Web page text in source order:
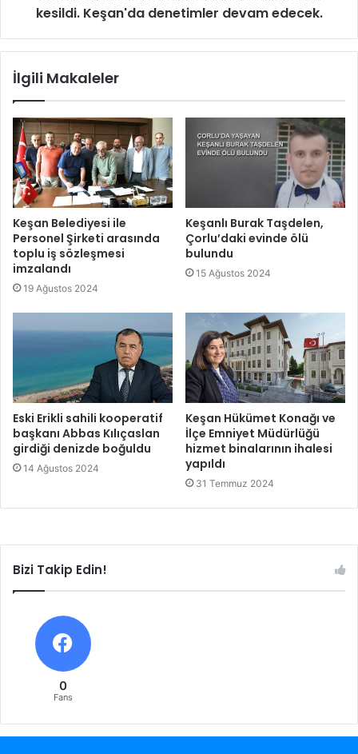
kesildi. Keşan'da denetimler devam edecek.
İlgili Makaleler
Keşan Belediyesi ile
Personel Şirketi arasında
toplu iş sözleşmesi
imzalandı
19 Ağustos 2024
Keşanlı Burak Taşdelen,
Çorlu’daki evinde ölü
bulundu
15 Ağustos 2024
Eski Erikli sahili kooperatif
başkanı Abbas Kılıçaslan
girdiği denizde boğuldu
14 Ağustos 2024
Keşan Hükümet Konağı ve
İlçe Emniyet Müdürlüğü
hizmet binalarının ihalesi
yapıldı
31 Temmuz 2024
Bizi Takip Edin!
0
Fans